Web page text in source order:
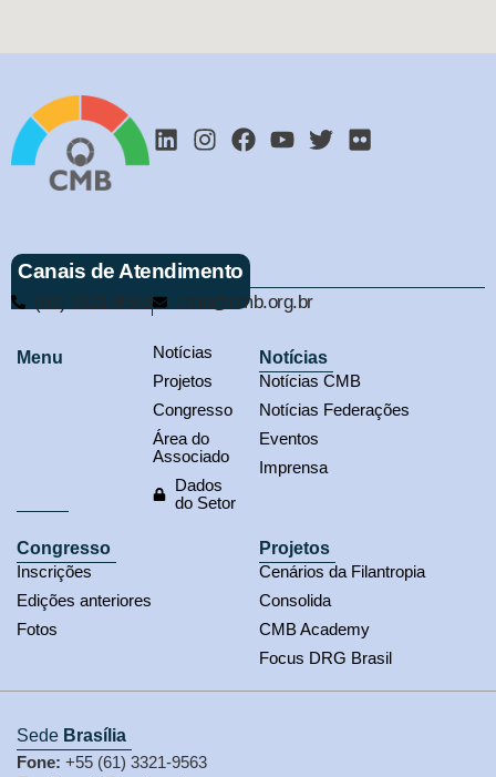
Canais de Atendimento
(61) 3321-9563 cmb@cmb.org.br
Menu
Notícias
Projetos
Congresso
Área do
Associado
Dados
do Setor
Notícias
Notícias CMB
Notícias Federações
Eventos
Imprensa
Congresso
Inscrições
Edições anteriores
Fotos
Projetos
Cenários da Filantropia
Consolida
CMB Academy
Focus DRG Brasil
Sede Brasília
Fone: +55 (61) 3321-9563